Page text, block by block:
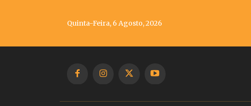
Quinta-Feira, 6 Agosto, 2026